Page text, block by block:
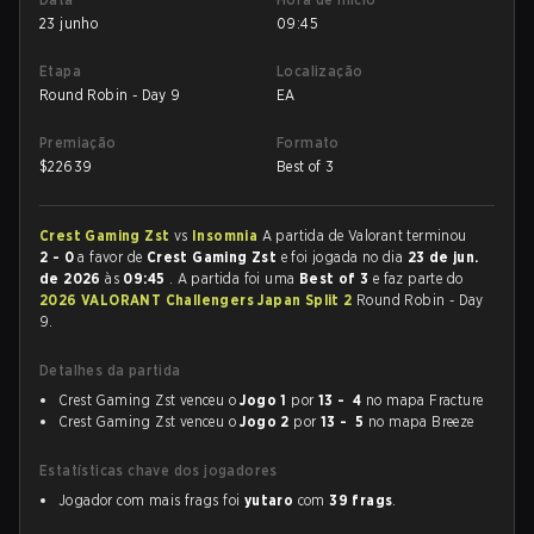
23 junho
09:45
Etapa
Round Robin - Day 9
Localização
EA
Premiação
$22639
Formato
Best of 3
Crest Gaming Zst vs Insomnia A partida de Valorant terminou
2 - 0 a favor de Crest Gaming Zst e foi jogada no dia 23 de jun.
de 2026às 09:45 . A partida foi uma Best of 3 e faz parte do
2026 VALORANT Challengers Japan Split 2 Round Robin - Day
9.
Detalhes da partida
Crest Gaming Zst venceu oJogo 1 por 13 - 4 no mapa Fracture
Crest Gaming Zst venceu oJogo 2 por 13 - 5 no mapa Breeze
Estatísticas chave dos jogadores
Jogador com mais frags foi yutaro com39 frags.